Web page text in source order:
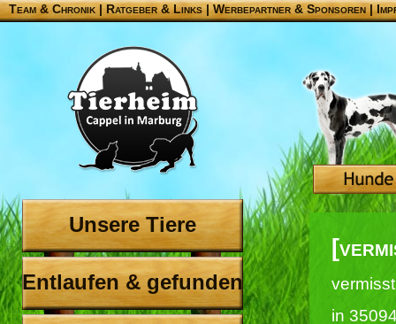
Team & Chronik |Ratgeber & Links|Werbepartner & Sponsoren|
Unsere Tiere
Entlaufen & gefunden
in